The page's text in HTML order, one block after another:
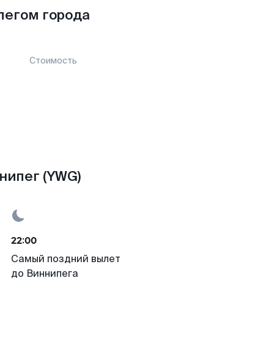
города
Стоимость
(YWG)
22:00
Самый поздний вылет
до Виннипега